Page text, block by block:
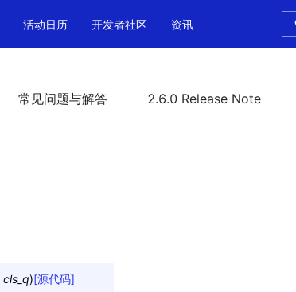
活动日历 开发者社区 资讯
常见问题与解答 2.6.0 Release Note
cls_q)[源代码]